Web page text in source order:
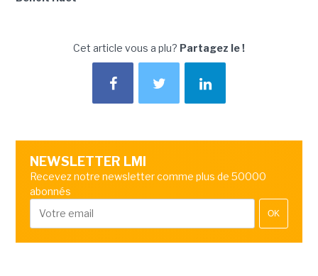
Cet article vous a plu? Partagez le !
NEWSLETTER LMI
Recevez notre newsletter comme plus de 50000
abonnés
OK